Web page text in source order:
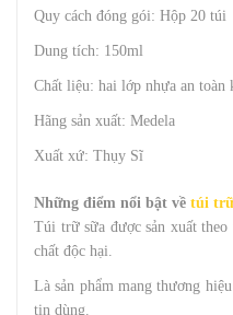
Quy cách đóng gói: Hộp 20 túi
Dung tích: 150ml
Chất liệu: hai lớp nhựa an toàn
Hãng sản xuất: Medela
Xuất xứ: Thụy Sĩ
Những điểm nổi bật về túi
Túi trữ sữa được sản xuất theo
chất độc hại.
Là sản phẩm mang thương
tin dùng.